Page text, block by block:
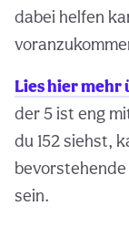
dabei helfen
Lies hier mehr
der 5 ist eng
du 152 siehst,
sein.